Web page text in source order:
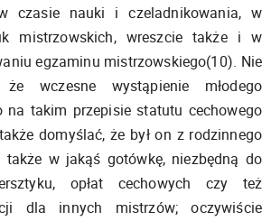
czasie nauki i czeladnikowania, w
mistrzowskich, wreszcie także i w
egzaminu mistrzowskiego(10). Nie
wczesne wystąpienie młodego
na takim przepisie statutu cechowego
domyślać, że był on z rodzinnego
także w jakąś gotówkę, niezbędną do
opłat cechowych czy też
dla innych mistrzów; oczywiście